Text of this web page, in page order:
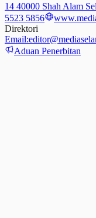
14 40000 Shah Alam
5523 5856
Direktori
Email:
Aduan Penerbitan